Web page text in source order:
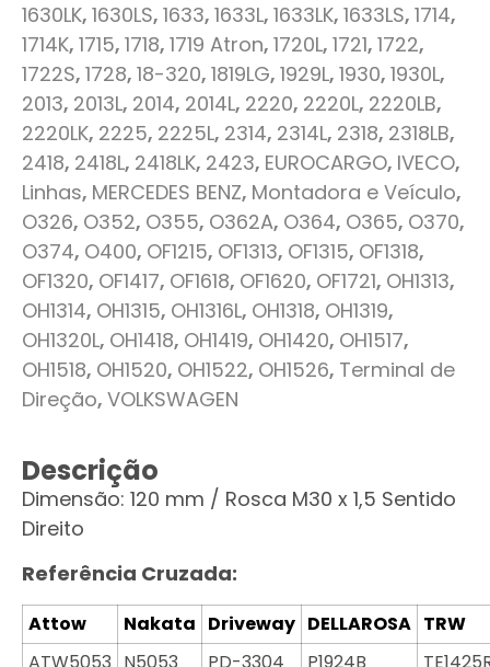
1630LK, 1630LS, 1633, 1633L, 1633LK, 1633LS, 1714,
1714K, 1715, 1718, 1719 Atron, 1720L, 1721, 1722,
1722S, 1728, 18-320, 1819LG, 1929L, 1930, 1930L,
2013, 2013L, 2014, 2014L, 2220, 2220L, 2220LB,
2220LK, 2225, 2225L, 2314, 2314L, 2318, 2318LB,
2418, 2418L, 2418LK, 2423, EUROCARGO, IVECO,
Linhas, MERCEDES BENZ, Montadora e Veículo,
O326, O352, O355, O362A, O364, O365, O370,
O374, O400, OF1215, OF1313, OF1315, OF1318,
OF1320, OF1417, OF1618, OF1620, OF1721, OH1313,
OH1314, OH1315, OH1316L, OH1318, OH1319,
OH1320L, OH1418, OH1419, OH1420, OH1517,
OH1518, OH1520, OH1522, OH1526, Terminal de
Direção, VOLKSWAGEN
Descrição
Dimensão: 120 mm / Rosca M30 x 1,5 Sentido
Direito
Referência Cruzada:
Attow Nakata Driveway DELLAROSA TRW
ATW5053 N5053 PD-3304 P1924B